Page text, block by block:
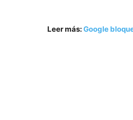
Leer más:Google